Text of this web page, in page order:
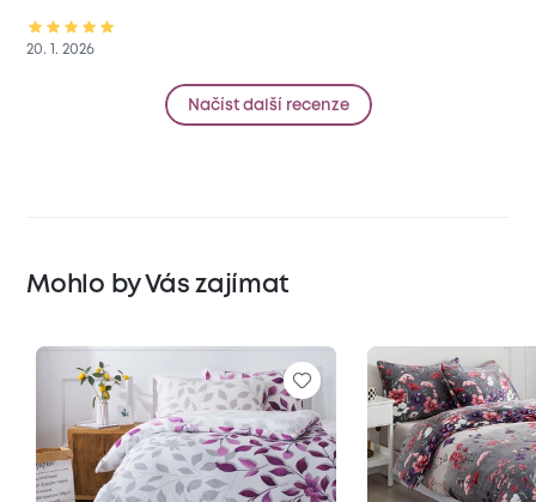
20. 1. 2026
Načíst další recenze
Mohlo by Vás zajímat